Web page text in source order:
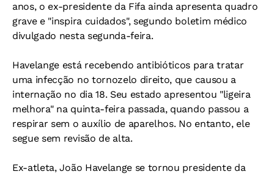
anos, o ex-presidente da Fifa ainda apresenta quadro
grave e "inspira cuidados", segundo boletim médico
divulgado nesta segunda-feira.
Havelange está recebendo antibióticos para tratar
uma infecção no tornozelo direito, que causou a
internação no dia 18. Seu estado apresentou "ligeira
melhora" na quinta-feira passada, quando passou a
respirar sem o auxílio de aparelhos. No entanto, ele
segue sem revisão de alta.
Ex-atleta, João Havelange se tornou presidente da